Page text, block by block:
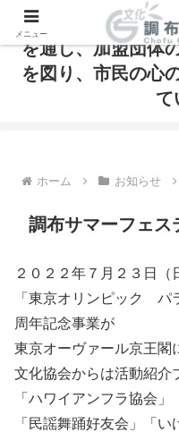
調布市文化協会は
を通し、加盟団体
を図り、市民の心
て
ホーム お知らせ
調布サマーフェ
２０２２年７月２３日（
「東京オリンピック パ
周年記念事業が
東京オーヴァール京王閣
文化協会からは活動紹介
「ハワイアンフラ協会」
「民謡舞踊好友会」「い
メニュー